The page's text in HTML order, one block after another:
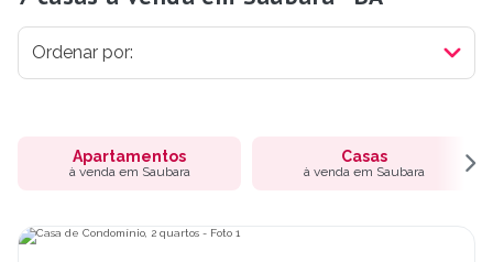
Apartamentos
à venda em Saubara
Casas
à venda em Saubara